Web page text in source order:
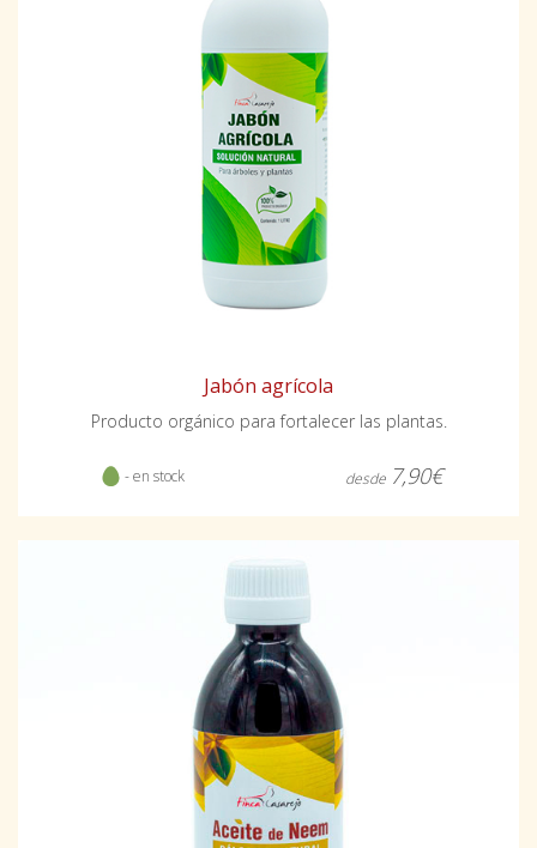
Jabón agrícola
Producto orgánico para fortalecer las plantas.
- en stock desde 7,90€